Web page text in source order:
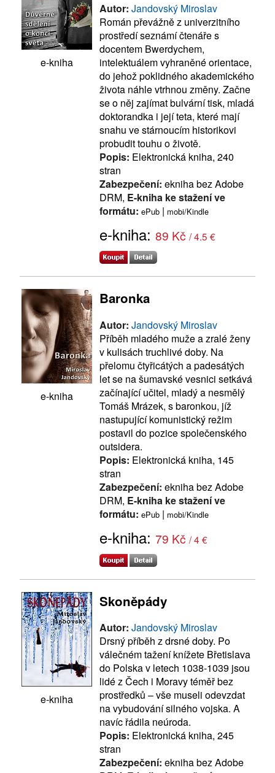
e-kniha
Autor: Jandovský Miroslav
Román převážně z univerzitního
prostředí seznámí čtenáře s
docentem Bwerdychem,
intelektuálem vyhraněné orientace,
do jehož poklidného akademického
života náhle vtrhnou změny. Začne
se o něj zajímat bulvární tisk, mladá
doktorandka i její teta, které mají
snahu ve stárnoucím historikovi
probudit touhu o životě.
Popis: Elektronická kniha, 240
stran
Zabezpečení: ekniha bez Adobe
DRM, E-kniha ke stažení ve
formátu: ePub | mobi/Kindle
e-kniha: 89 Kč / 4.5 €
e-kniha
Baronka
Autor: Jandovský Miroslav
Příběh mladého muže a zralé ženy
v kulisách truchlivé doby. Na
přelomu čtyřicátých a padesátých
let se na šumavské vesnici setkává
začínající učitel, mladý a nesmělý
Tomáš Mrázek, s baronkou, jíž
nastupující komunistický režim
postavil do pozice společenského
outsidera.
Popis: Elektronická kniha, 145
stran
Zabezpečení: ekniha bez Adobe
DRM, E-kniha ke stažení ve
formátu: ePub | mobi/Kindle
e-kniha: 79 Kč / 4 €
e-kniha
Skoněpády
Autor: Jandovský Miroslav
Drsný příběh z drsné doby. Po
válečném tažení knížete Břetislava
do Polska v letech 1038-1039 jsou
lidé z Čech i Moravy téměř bez
prostředků – vše museli odevzdat
na vybudování silného vojska. A
navíc řádila neúroda.
Popis: Elektronická kniha, 245
stran
Zabezpečení: ekniha bez Adobe